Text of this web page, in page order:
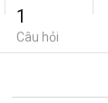
1
Câu hỏi